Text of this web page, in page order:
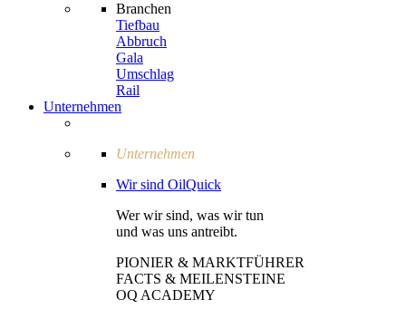
Branchen
Tiefbau
Abbruch
Gala
Umschlag
Rail
Unternehmen
Unternehmen
Wir sind OilQuick
Wer wir sind, was wir tun
und was uns antreibt.
PIONIER & MARKTFÜHRER
FACTS & MEILENSTEINE
OQ ACADEMY